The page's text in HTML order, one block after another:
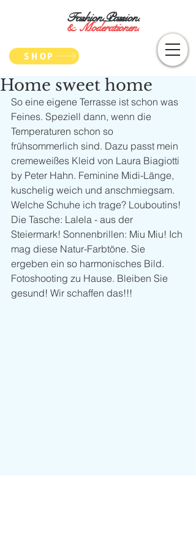
Fashion.Passion.
&Moderationen.
SHOP
Home sweet home
So eine eigene Terrasse ist schon was
Feines. Speziell dann, wenn die
Temperaturen schon so
frühsommerlich sind. Dazu passt mein
cremeweißes Kleid von Laura Biagiotti
by Peter Hahn. Feminine Midi-Länge,
kuschelig weich und anschmiegsam.
Welche Schuhe ich trage? Louboutins!
Die Tasche: Lalela - aus der
Steiermark! Sonnenbrillen: Miu Miu! Ich
mag diese Natur-Farbtöne. Sie
ergeben ein so harmonisches Bild.
Fotoshooting zu Hause. Bleiben Sie
gesund! Wir schaffen das!!!